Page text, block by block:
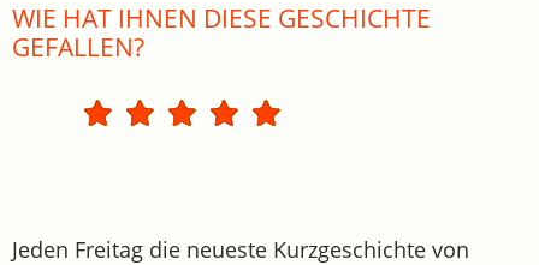
WIE HAT IHNEN DIESE GESCHICHTE
GEFALLEN?
Jeden Freitag die neueste Kurzgeschichte von